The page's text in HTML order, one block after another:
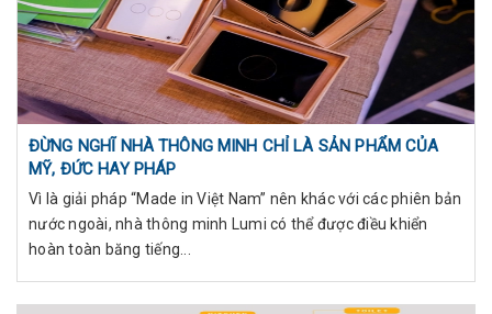
ĐỪNG NGHĨ NHÀ THÔNG MINH CHỈ LÀ SẢN PHẨM CỦA
MỸ, ĐỨC HAY PHÁP
Vì là giải pháp “Made in Việt Nam” nên khác với các phiên bản
nước ngoài, nhà thông minh Lumi có thể được điều khiển
hoàn toàn băng tiếng...